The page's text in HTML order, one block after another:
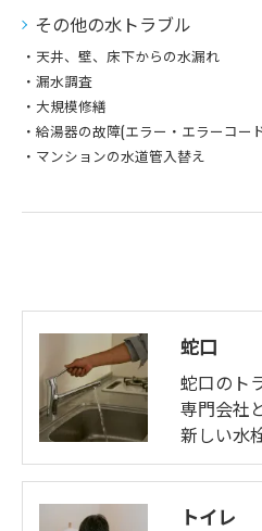
その他の水トラブル
・天井、壁、床下からの水漏れ
・漏水調査
・大規模修繕
・給湯器の故障(エラー・エラーコー
・マンションの水道管入替え
蛇口
蛇口のト
専門会社
新しい水
トイレ
ご相談は